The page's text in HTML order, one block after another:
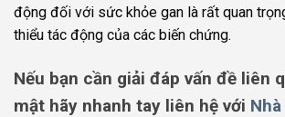
động đối với sức khỏe gan là rất quan
thiểu tác động của các biến chứng.
Nếu bạn cần giải đáp vấn đề liên
mật hãy nhanh tay liên hệ với